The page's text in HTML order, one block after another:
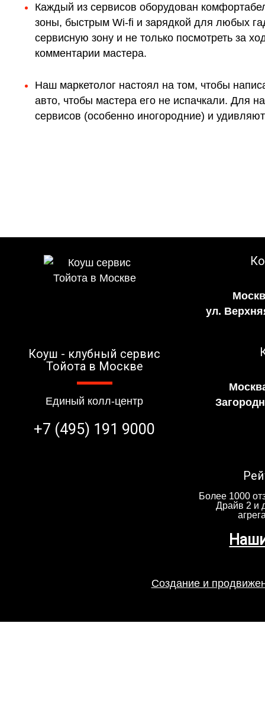
Каждый из сервисов оборудован
зоны, быстрым Wi-fi и зарядкой для любых
сервисную зону и не только посмотреть за
комментарии мастера.
Наш маркетолог настоял на том, чтобы
авто, чтобы мастера его не испачкали. Для
сервисов (особенно иногородние) и
Коуш - клубный сервис
Тойота в Москве
Единый колл-центр
+7 (495) 191 9000
ул.
Более 1000
Драйв 2 и
Создание и